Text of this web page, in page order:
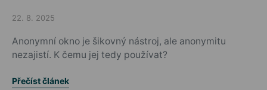
Posted on
22. 8. 2025
Anonymní okno je šikovný nástroj, ale anonymitu
nezajistí. K čemu jej tedy používat?
Přečíst článek